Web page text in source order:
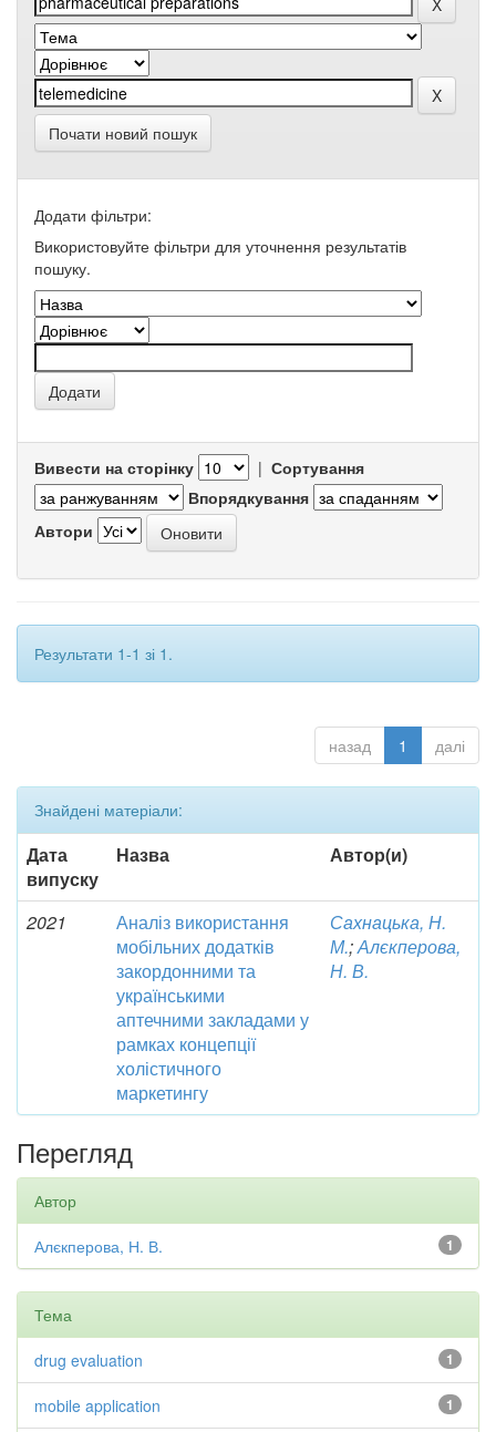
Почати новий пошук
Додати фільтри:
Використовуйте фільтри для уточнення результатів
пошуку.
Вивести на сторінку | Сортування
Впорядкування
Автори
Результати 1-1 зі 1.
назад 1 далі
Знайдені матеріали:
Дата
випуску
Назва Автор(и)
2021
Аналіз використання
мобільних додатків
закордонними та
українськими
аптечними закладами у
рамках концепції
холістичного
маркетингу
Сахнацька, Н.
М.;Алєкперова,
Н. В.
Перегляд
Автор
1
Алєкперова, Н. В.
Тема
1
drug evaluation
1
mobile application